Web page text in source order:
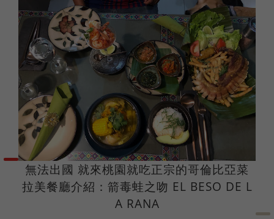
英語
法語
日語
外國人學中文
俄語
專業精進
職場倫理
思維升級
從零到一
異國美食
異國婚姻
棒球魂
無法出國 就來桃園就吃正宗的哥倫比亞菜
拉美餐廳介紹：箭毒蛙之吻 EL BESO DE L
A RANA